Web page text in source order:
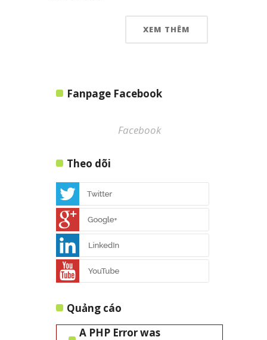
XEM THÊM
Fanpage Facebook
Facebook
Theo dõi
Quảng cáo
A PHP Error was